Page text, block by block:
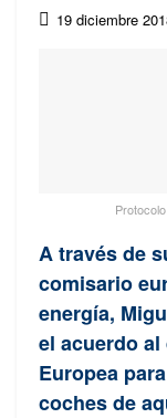
19 diciembre
A través de
comisario
energía,
el acuerdo
Europea
coches de